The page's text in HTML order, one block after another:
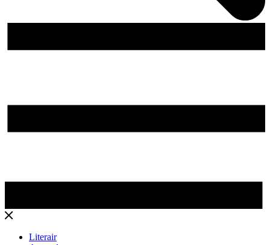
Literair